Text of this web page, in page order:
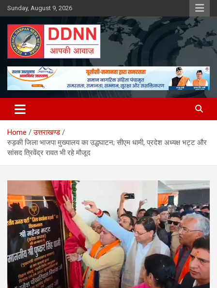
Skip
to
content
Sunday, August 9, 2026
DDNN
Home
उत्तराखण्ड
रुड़की जिला भाजपा मुख्यालय का उद्धघाटन; सीएम धामी, प्रदेश अध्यक्ष भट्ट और
सांसद त्रिवेंद्र रावत भी रहे मौजूद